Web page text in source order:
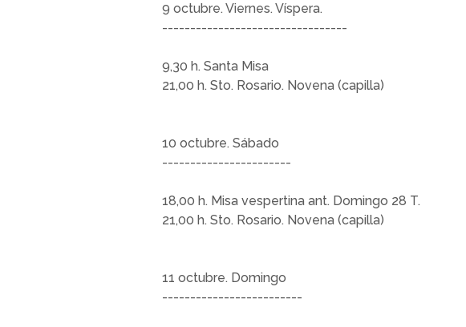
9 octubre. Viernes. Víspera.
---------------------------------
9,30 h. Santa Misa
21,00 h. Sto. Rosario. Novena (capilla)
10 octubre. Sábado
-----------------------
18,00 h. Misa vespertina ant. Domingo 28 T.
21,00 h. Sto. Rosario. Novena (capilla)
11 octubre. Domingo
-------------------------